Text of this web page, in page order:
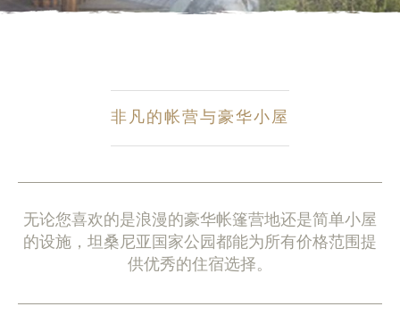
疑问
关于我们
我们的照片库
客户证词
我们的精英
非凡的帐营与豪华小屋
无论您喜欢的是浪漫的豪华帐篷营地还是简单小屋
的设施，坦桑尼亚国家公园都能为所有价格范围提
供优秀的住宿选择。